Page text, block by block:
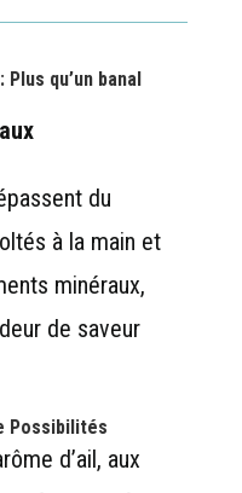
qu’un banal
du
à la main et
minéraux,
de saveur
Possibilités
d’ail, aux